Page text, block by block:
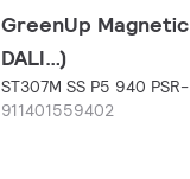
GreenUp
DALI…)
ST307M SS P5 940
911401559402